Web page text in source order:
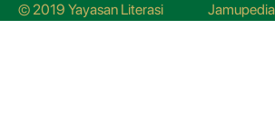
© 2019 Yayasan Literasi